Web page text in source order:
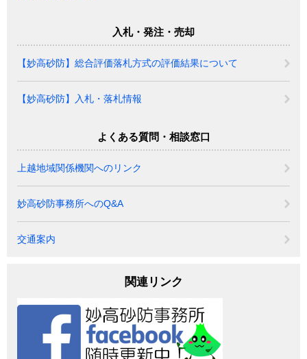
入札・発注・売却
【妙高砂防】総合評価落札方式の評価結果について
【妙高砂防】入札・落札情報
よくある質問・相談窓口
上越地域関係機関へのリンク
妙高砂防事務所へのQ&A
交通案内
関連リンク